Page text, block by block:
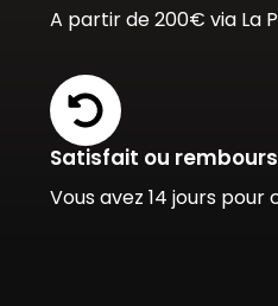
A partir de 200€ via La
Satisfait ou
Vous avez 14 jours pour